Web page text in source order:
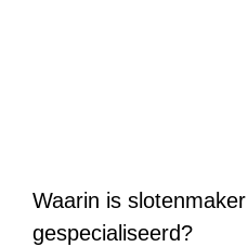
Waarin is
gespecialiseerd?